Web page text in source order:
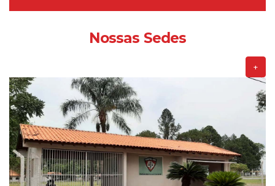
Nossas Sedes
+